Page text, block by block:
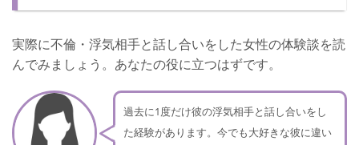
実際に不倫・浮気相手と話し合いをした女性の体験談を読
んでみましょう。あなたの役に立つはずです。
過去に1度だけ彼の浮気相手と話し合いをし
た経験があります。今でも大好きな彼に違い